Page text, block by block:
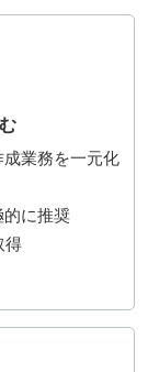
業務を一元化
的に推奨
得